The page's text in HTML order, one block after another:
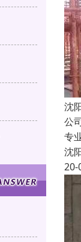
沈
公
专
沈
20-